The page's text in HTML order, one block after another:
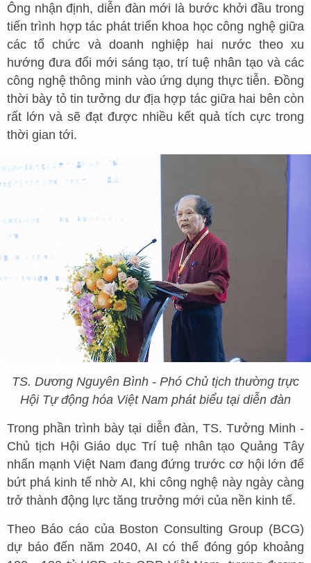
Ông nhận định, diễn đàn mới là bước khởi đầu trong
tiến trình hợp tác phát triển khoa học công nghệ giữa
các tổ chức và doanh nghiệp hai nước theo xu
hướng đưa đổi mới sáng tạo, trí tuệ nhân tạo và các
công nghệ thông minh vào ứng dụng thực tiễn. Đồng
thời bày tỏ tin tưởng dư địa hợp tác giữa hai bên còn
rất lớn và sẽ đạt được nhiều kết quả tích cực trong
thời gian tới.
TS. Dương Nguyên Bình - Phó Chủ tịch thường trực
Hội Tự động hóa Việt Nam phát biểu tại diễn đàn
Trong phần trình bày tại diễn đàn, TS. Tưởng Minh -
Chủ tịch Hội Giáo dục Trí tuệ nhân tạo Quảng Tây
nhấn mạnh Việt Nam đang đứng trước cơ hội lớn để
bứt phá kinh tế nhờ AI, khi công nghệ này ngày càng
trở thành động lực tăng trưởng mới của nền kinh tế.
Theo Báo cáo của Boston Consulting Group (BCG)
dự báo đến năm 2040, AI có thể đóng góp khoảng